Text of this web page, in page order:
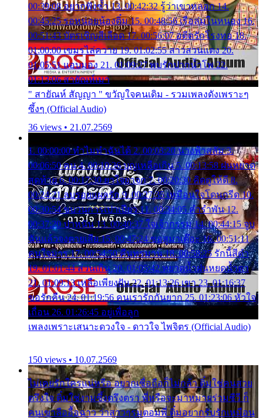
00:39:08 อยากฟังซ้ำ 13. 00:42:32 รู้ว่าเขาหลอก 14.
00:45:25 รอหน่อยน้องติ๋ม 15. 00:48:56 เรือล่มในหนอง 16.
00:51:43 บัตรเชิญสีเลือด 17. 00:56:07 อดีตรักโรงทอ 18.
01:00:00 เขมรไล่ควาย 19. 01:02:55 สาวสวนแตง 20.
01:05:51 แอบมอง 21. 01:09:27 พบรักปากน้ำโพ 22.
01:13:06 สายัณห์เมา
" สายัณห์ สัญญา " ขวัญใจคนเดิม - รวมเพลงดังเพราะๆ
ซึ้งๆ (Official Audio)
36 views • 21.07.2569
1. 00:00:00 ทำไมทำฉันได้ 2. 00:03:20 นางฟ้าสลัม 3.
00:06:50 คน 4. 00:10:36 บุญเหลือเกิน 5. 00:13:58 ฝนหยาด
สุดท้าย 6. 00:17:30 ยาใจยาจก 7. 00:20:30 คิดดูให้ดี 8.
00:24:21 ลบรอยแผลรัก 9. 00:27:35 เหมือนใจโดนกรีด 10.
00:30:54 ขบวนการเปาเปียว 11. 00:34:05 คำรำพัน 12.
00:37:20 ปาหนัน 13. 00:40:37 ใจเจ้ากรรม 14. 00:44:15 จูบ
ฉันแล้วจงตายเสีย 15. 00:47:24 ขอสูมาเต๊อะ 16. 00:51:11
คนใจมาร 17. 00:54:50 คืนทรมาน 18. 00:58:25 รักนี้สีดำ
19. 01:01:44 ส่วนเกิน 20. 01:05:42 หยาดน้ำฝนหยดน้ำตา
21. 01:09:13 เหลือเพียงฝัน 22. 01:13:26 เขา 23. 01:16:37
ขอรักคืน 24. 01:19:56 คนเรารักกันยาก 25. 01:23:06 หัวใจ
เถื่อน 26. 01:26:45 อยู่เพื่อลูก
เพลงเพราะเสนาะดวงใจ - ดาวใจ ไพจิตร (Official Audio)
150 views • 10.07.2569
ไม่เคยรักใครแน่หรือ อยากเชื่อถือก็ไม่กล้า ติ๋มใช่คนสวย
ตรึงใจ ติ๋มใช่งามซึ้งตรึงตรา พี่หรือจะมาหมายร่วมชีวี ก็
คนเขาลืออื้อฉาว ว่าสาวๆรุมตอมพี่ ติ๋มอยากรับรักเหมือน